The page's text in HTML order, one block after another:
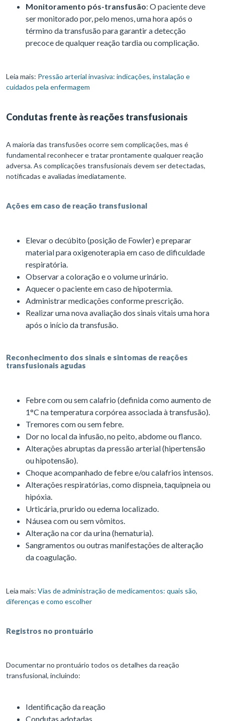
Monitoramento pós-transfusão: O paciente deve
ser monitorado por, pelo menos, uma hora após o
término da transfusão para garantir a detecção
precoce de qualquer reação tardia ou complicação.
Leia mais: Pressão arterial invasiva: indicações, instalação e
cuidados pela enfermagem
Condutas frente às reações transfusionais
A maioria das transfusões ocorre sem complicações, mas é
fundamental reconhecer e tratar prontamente qualquer reação
adversa. As complicações transfusionais devem ser detectadas,
notificadas e avaliadas imediatamente.
Ações em caso de reação transfusional
Elevar o decúbito (posição de Fowler) e preparar
material para oxigenoterapia em caso de dificuldade
respiratória.
Observar a coloração e o volume urinário.
Aquecer o paciente em caso de hipotermia.
Administrar medicações conforme prescrição.
Realizar uma nova avaliação dos sinais vitais uma hora
após o início da transfusão.
Reconhecimento dos sinais e sintomas de reações
transfusionais agudas
Febre com ou sem calafrio (definida como aumento de
1°C na temperatura corpórea associada à transfusão).
Tremores com ou sem febre.
Dor no local da infusão, no peito, abdome ou flanco.
Alterações abruptas da pressão arterial (hipertensão
ou hipotensão).
Choque acompanhado de febre e/ou calafrios intensos.
Alterações respiratórias, como dispneia, taquipneia ou
hipóxia.
Urticária, prurido ou edema localizado.
Náusea com ou sem vômitos.
Alteração na cor da urina (hematuria).
Sangramentos ou outras manifestações de alteração
da coagulação.
Leia mais: Vias de administração de medicamentos: quais são,
diferenças e como escolher
Registros no prontuário
Documentar no prontuário todos os detalhes da reação
transfusional, incluindo:
Identificação da reação
Condutas adotadas